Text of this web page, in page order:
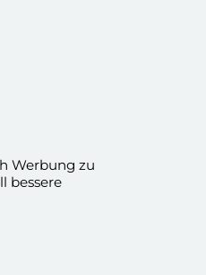
Werbung zu
bessere